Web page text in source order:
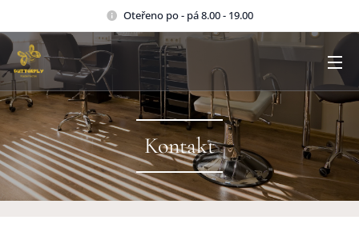
Oteřeno po - pá 8.00 - 19.00
Kontakt